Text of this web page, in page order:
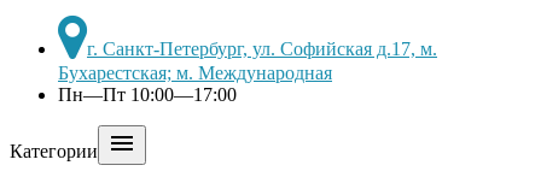
г. Санкт-Петербург, ул. Софийская д.17, м.
Бухарестская; м. Международная
Пн—Пт 10:00—17:00
Категории 